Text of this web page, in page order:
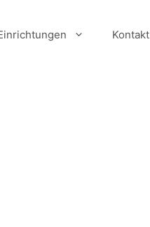
Kontakt